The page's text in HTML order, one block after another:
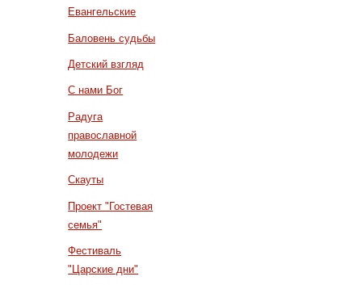
Евангельские
Баловень судьбы
Детский взгляд
С нами Бог
Радуга
православной
молодежи
Скауты
Проект "Гостевая
семья"
Фестиваль
"Царские дни"